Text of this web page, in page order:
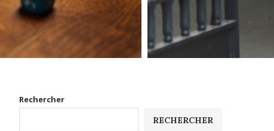
Rechercher
RECHERCHER